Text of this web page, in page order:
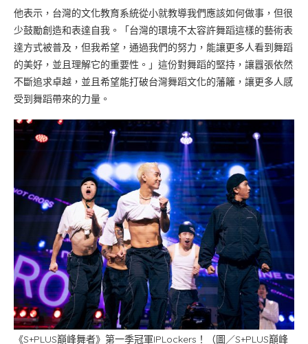
他表示，台灣的文化教育系統從小就教導我們應該如何做事，但很
少鼓勵創造和表達自我。「台灣的環境不太容許舞蹈這樣的藝術表
達方式被普及，但我希望，通過我們的努力，能讓更多人看到舞蹈
的美好，並且理解它的重要性。」這份對舞蹈的堅持，讓囂張依然
不斷追求卓越，並且希望能打破台灣舞蹈文化的藩籬，讓更多人感
受到舞蹈帶來的力量。
《S+PLUS巔峰舞者》第一季冠軍IPLockers！（圖／S+PLUS巔峰